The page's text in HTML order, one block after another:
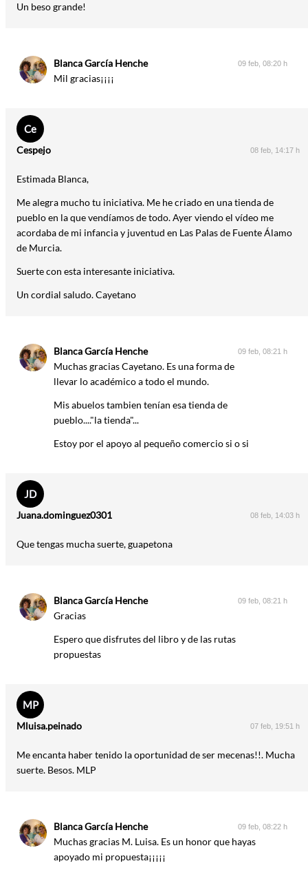
Un beso grande!
Blanca García Henche 09 feb, 08:20 h
Mil gracias¡¡¡¡
Ce
Cespejo 08 feb, 14:17 h
Estimada Blanca,
Me alegra mucho tu iniciativa. Me he criado en una tienda de
pueblo en la que vendíamos de todo. Ayer viendo el vídeo me
acordaba de mi infancia y juventud en Las Palas de Fuente Álamo
de Murcia.
Suerte con esta interesante iniciativa.
Un cordial saludo. Cayetano
Blanca García Henche 09 feb, 08:21 h
Muchas gracias Cayetano. Es una forma de
llevar lo académico a todo el mundo.
Mis abuelos tambien tenían esa tienda de
pueblo...."la tienda"...
Estoy por el apoyo al pequeño comercio si o si
JD
Juana.dominguez0301 08 feb, 14:03 h
Que tengas mucha suerte, guapetona
Blanca García Henche 09 feb, 08:21 h
Gracias
Espero que disfrutes del libro y de las rutas
propuestas
MP
Mluisa.peinado 07 feb, 19:51 h
Me encanta haber tenido la oportunidad de ser mecenas!!. Mucha
suerte. Besos. MLP
Blanca García Henche 09 feb, 08:22 h
Muchas gracias M. Luisa. Es un honor que hayas
apoyado mi propuesta¡¡¡¡¡